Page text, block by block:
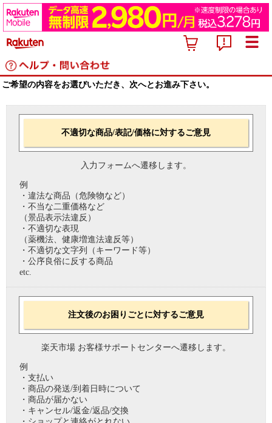
ご希望の内容をお選びいただき、次へとお進み下さい。
不適切な商品/表記/価格に対するご意見
入力フォームへ遷移します。
例
・違法な商品（危険物など）
・不当な二重価格など
（景品表示法違反）
・不適切な表現
（薬機法、健康増進法違反等）
・不適切な文字列（キーワード等）
・公序良俗に反する商品
etc.
注文後のお困りごとに対するご意見
楽天市場 お客様サポートセンターへ遷移します。
例
・支払い
・商品の発送/到着日時について
・商品が届かない
・キャンセル/返金/返品/交換